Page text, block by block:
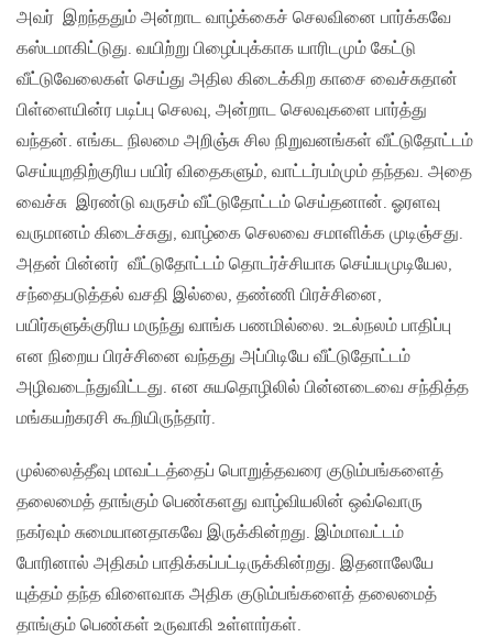
அவர் இறந்ததும் அன்றாட வாழ்க்கைச் செலவினை பார்க்கவே
கஸ்டமாகிட்டுது. வயிற்று பிழைப்புக்காக யாரிடமும் கேட்டு
வீட்டுவேலைகள் செய்து அதில கிடைக்கிற காசை வைச்சுதான்
பிள்ளையின்ர படிப்பு செலவு, அன்றாட செலவுகளை பார்த்து
வந்தன். எங்கட நிலமை அறிஞ்சு சில நிறுவனங்கள் வீட்டுதோட்டம்
செய்யுறதிற்குரிய பயிர் விதைகளும், வாட்டர்பம்மும் தந்தவ. அதை
வைச்சு இரண்டு வருசம் வீட்டுதோட்டம் செய்தனான். ஓரளவு
வருமானம் கிடைச்சுது, வாழ்கை செலவை சமாளிக்க முடிஞ்சது.
அதன் பின்னர் வீட்டுதோட்டம் தொடர்ச்சியாக செய்யமுடியேல,
சந்தைபடுத்தல் வசதி இல்லை, தண்ணி பிரச்சினை,
பயிர்களுக்குரிய மருந்து வாங்க பணமில்லை. உடல்நலம் பாதிப்பு
என நிறைய பிரச்சினை வந்தது அப்பிடியே வீட்டுதோட்டம்
அழிவடைந்துவிட்டது. என சுயதொழிலில் பின்னடைவை சந்தித்த
மங்கயற்கரசி கூறியிருந்தார்.
முல்லைத்தீவு மாவட்டத்தைப் பொறுத்தவரை குடும்பங்களைத்
தலைமைத் தாங்கும் பெண்களது வாழ்வியலின் ஒவ்வொரு
நகர்வும் சுமையானதாகவே இருக்கின்றது. இம்மாவட்டம்
போரினால் அதிகம் பாதிக்கப்பட்டிருக்கின்றது. இதனாலேயே
யுத்தம் தந்த விளைவாக அதிக குடும்பங்களைத் தலைமைத்
தாங்கும் பெண்கள் உருவாகி உள்ளார்கள்.